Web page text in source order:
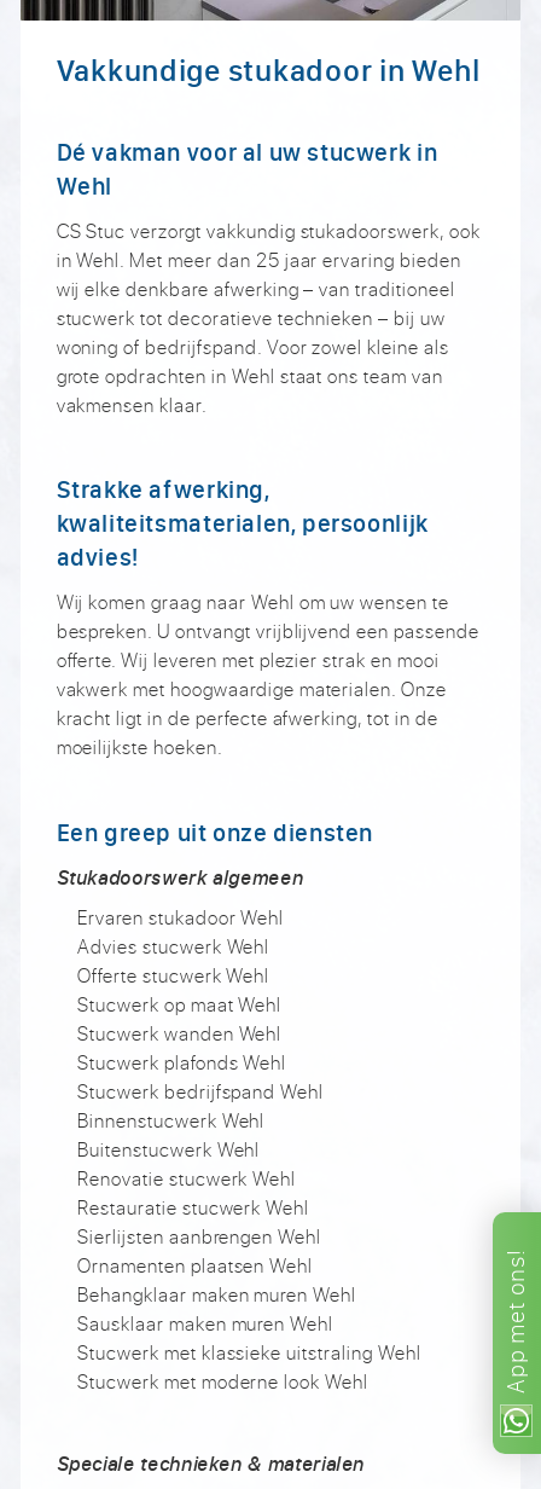
App
met
ons!
Vakkundige stukadoor in Wehl
Dé vakman voor al uw stucwerk in
Wehl
CS Stuc verzorgt vakkundig stukadoorswerk, ook
in Wehl. Met meer dan 25 jaar ervaring bieden
wij elke denkbare afwerking – van traditioneel
stucwerk tot decoratieve technieken – bij uw
woning of bedrijfspand. Voor zowel kleine als
grote opdrachten in Wehl staat ons team van
vakmensen klaar.
Strakke afwerking,
kwaliteitsmaterialen, persoonlijk
advies!
Wij komen graag naar Wehl om uw wensen te
bespreken. U ontvangt vrijblijvend een passende
offerte. Wij leveren met plezier strak en mooi
vakwerk met hoogwaardige materialen. Onze
kracht ligt in de perfecte afwerking, tot in de
moeilijkste hoeken.
Een greep uit onze diensten
Stukadoorswerk algemeen
Ervaren stukadoor Wehl
Advies stucwerk Wehl
Offerte stucwerk Wehl
Stucwerk op maat Wehl
Stucwerk wanden Wehl
Stucwerk plafonds Wehl
Stucwerk bedrijfspand Wehl
Binnenstucwerk Wehl
Buitenstucwerk Wehl
Renovatie stucwerk Wehl
Restauratie stucwerk Wehl
Sierlijsten aanbrengen Wehl
Ornamenten plaatsen Wehl
Behangklaar maken muren Wehl
Sausklaar maken muren Wehl
Stucwerk met klassieke uitstraling Wehl
Stucwerk met moderne look Wehl
Speciale technieken & materialen